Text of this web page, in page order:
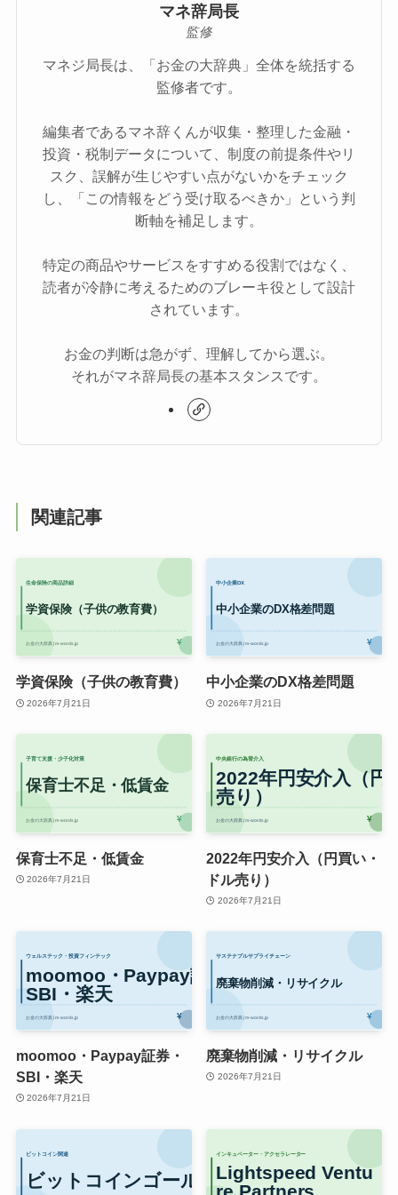
マネ辞局長
監修
マネジ局長は、「お金の大辞典」全体を統括する
監修者です。
編集者であるマネ辞くんが収集・整理した金融・
投資・税制データについて、制度の前提条件やリ
スク、誤解が生じやすい点がないかをチェック
し、「この情報をどう受け取るべきか」という判
断軸を補足します。
特定の商品やサービスをすすめる役割ではなく、
読者が冷静に考えるためのブレーキ役として設計
されています。
お金の判断は急がず、理解してから選ぶ。
それがマネ辞局長の基本スタンスです。
関連記事
学資保険（子供の教育費）
2026年7月21日
中小企業のDX格差問題
2026年7月21日
保育士不足・低賃金
2026年7月21日
2022年円安介入（円買い・
ドル売り）
2026年7月21日
moomoo・Paypay証券・
SBI・楽天
2026年7月21日
廃棄物削減・リサイクル
2026年7月21日